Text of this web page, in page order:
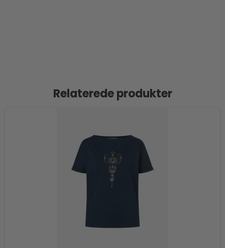
Relaterede produkter